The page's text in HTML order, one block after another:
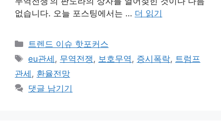
없습니다. 오늘 포스팅에서는 … 더 읽기
카
리
트렌드 이슈 핫포커스
태
그
eu관세 , 무역전쟁 , 보호무역 , 증시폭락, 트럼프
관세 , 환율전망
댓글 남기기